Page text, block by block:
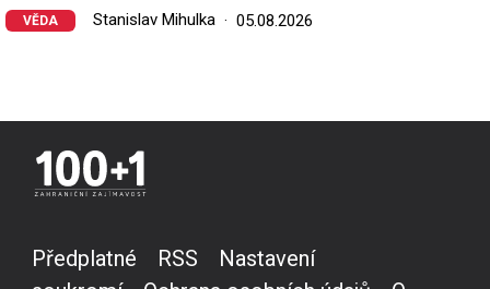
VĚDA Stanislav Mihulka 05.08.2026
Předplatné RSS
Nastavení